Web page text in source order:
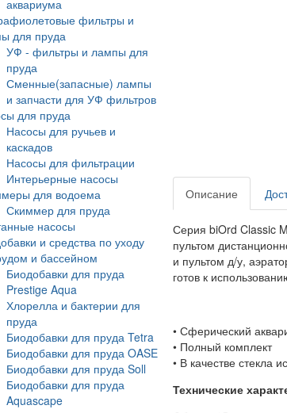
аквариума
фильтры и
для пруда
УФ - фильтры и лампы для
пруда
Сменные(запасные) лампы
и запчасти для УФ фильтров
для пруда
Насосы для ручьев и
каскадов
Насосы для фильтрации
Интерьерные насосы
для водоема
Скиммер для пруда
насосы
и средства по уходу
и бассейном
Биодобавки для пруда
Prestige Aqua
Хлорелла и бактерии для
пруда
Биодобавки для пруда Tetra
Биодобавки для пруда OASE
Биодобавки для пруда Soll
Биодобавки для пруда
Aquascape
Описание
Серия biOrd Classic
пультом
и пультом д/у,
готов к
• Сферический
• Полный комплект
• В качестве стекла
Технические